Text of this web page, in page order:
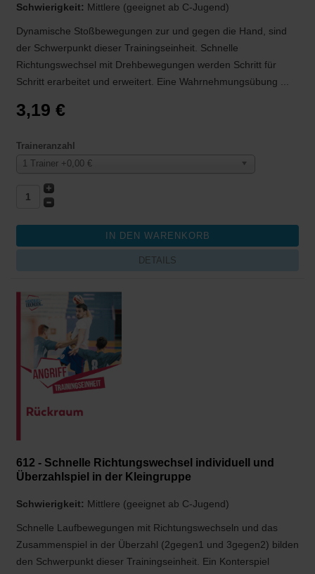
Schwierigkeit: Mittlere (geeignet ab C-Jugend)
Dynamische Stoßbewegungen zur und gegen die Hand, sind
der Schwerpunkt dieser Trainingseinheit. Schnelle
Richtungswechsel mit Drehbewegungen werden Schritt für
Schritt erarbeitet und erweitert. Eine Wahrnehmungsübung ...
3,19 €
Traineranzahl
1 Trainer +0,00 €
DETAILS
612 - Schnelle Richtungswechsel individuell und
Überzahlspiel in der Kleingruppe
Schwierigkeit: Mittlere (geeignet ab C-Jugend)
Schnelle Laufbewegungen mit Richtungswechseln und das
Zusammenspiel in der Überzahl (2gegen1 und 3gegen2) bilden
den Schwerpunkt dieser Trainingseinheit. Ein Konterspiel